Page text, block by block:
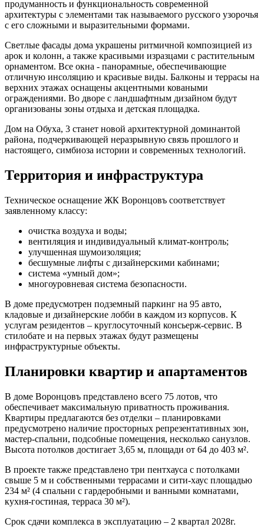
продуманность и функциональность современной
архитектуры с элементами так называемого русского узорочья
с его сложными и выразительными формами.
Светлые фасады дома украшены ритмичной композицией из
арок и колонн, а также красивыми изразцами с растительным
орнаментом. Все окна - панорамные, обеспечивающие
отличную инсоляцию и красивые виды. Балконы и террасы на
верхних этажах оснащены акцентными коваными
ограждениями. Во дворе с ландшафтным дизайном будут
организованы зоны отдыха и детская площадка.
Дом на Обуха, 3 станет новой архитектурной доминантой
района, подчеркивающей неразрывную связь прошлого и
настоящего, симбиоза истории и современных технологий.
Территория и инфраструктура
Техническое оснащение ЖК Воронцовъ соответствует
заявленному классу:
очистка воздуха и воды;
вентиляция и индивидуальный климат-контроль;
улучшенная шумоизоляция;
бесшумные лифты с дизайнерскими кабинами;
система «умный дом»;
многоуровневая система безопасности.
В доме предусмотрен подземный паркинг на 95 авто,
кладовые и дизайнерские лобби в каждом из корпусов. К
услугам резидентов – круглосуточный консьерж-сервис. В
стилобате и на первых этажах будут размещены
инфраструктурные объекты.
Планировки квартир и апартаментов
В доме Воронцовъ представлено всего 75 лотов, что
обеспечивает максимальную приватность проживания.
Квартиры предлагаются без отделки – планировками
предусмотрено наличие просторных репрезентативных зон,
мастер-спальни, подсобные помещения, несколько санузлов.
Высота потолков достигает 3,65 м, площади от 64 до 403 м².
В проекте также представлено три пентхауса с потолками
свыше 5 м и собственными террасами и сити-хаус площадью
234 м² (4 спальни с гардеробными и ванными комнатами,
кухня-гостиная, терраса 30 м²).
Срок сдачи комплекса в эксплуатацию – 2 квартал 2028г.